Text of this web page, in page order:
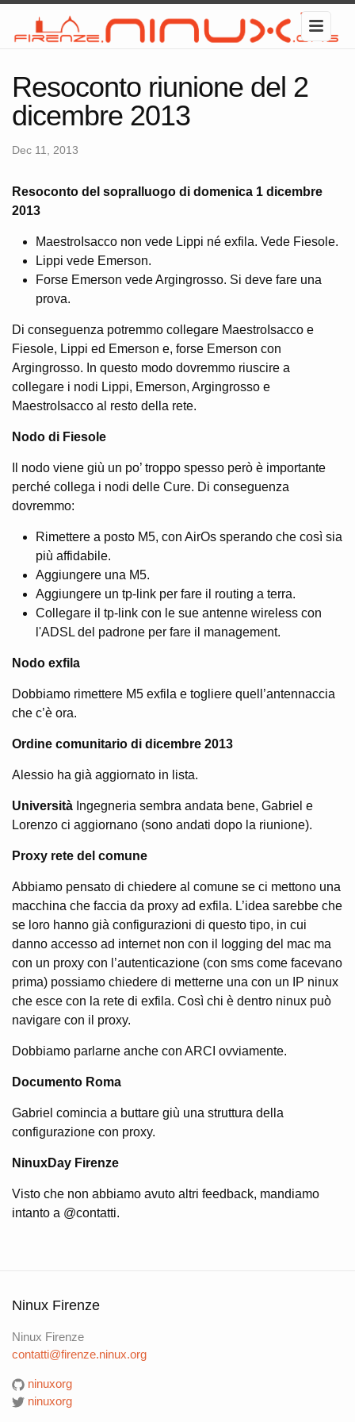
Resoconto riunione del 2
dicembre 2013
Dec 11, 2013
Resoconto del sopralluogo di domenica 1 dicembre
2013
MaestroIsacco non vede Lippi né exfila. Vede Fiesole.
Lippi vede Emerson.
Forse Emerson vede Argingrosso. Si deve fare una
prova.
Di conseguenza potremmo collegare MaestroIsacco e
Fiesole, Lippi ed Emerson e, forse Emerson con
Argingrosso. In questo modo dovremmo riuscire a
collegare i nodi Lippi, Emerson, Argingrosso e
MaestroIsacco al resto della rete.
Nodo di Fiesole
Il nodo viene giù un po’ troppo spesso però è importante
perché collega i nodi delle Cure. Di conseguenza
dovremmo:
Rimettere a posto M5, con AirOs sperando che così sia
più affidabile.
Aggiungere una M5.
Aggiungere un tp-link per fare il routing a terra.
Collegare il tp-link con le sue antenne wireless con
l'ADSL del padrone per fare il management.
Nodo exfila
Dobbiamo rimettere M5 exfila e togliere quell’antennaccia
che c’è ora.
Ordine comunitario di dicembre 2013
Alessio ha già aggiornato in lista.
Università Ingegneria sembra andata bene, Gabriel e
Lorenzo ci aggiornano (sono andati dopo la riunione).
Proxy rete del comune
Abbiamo pensato di chiedere al comune se ci mettono una
macchina che faccia da proxy ad exfila. L’idea sarebbe che
se loro hanno già configurazioni di questo tipo, in cui
danno accesso ad internet non con il logging del mac ma
con un proxy con l’autenticazione (con sms come facevano
prima) possiamo chiedere di metterne una con un IP ninux
che esce con la rete di exfila. Così chi è dentro ninux può
navigare con il proxy.
Dobbiamo parlarne anche con ARCI ovviamente.
Documento Roma
Gabriel comincia a buttare giù una struttura della
configurazione con proxy.
NinuxDay Firenze
Visto che non abbiamo avuto altri feedback, mandiamo
intanto a @contatti.
Ninux Firenze
Ninux Firenze
contatti@firenze.ninux.org
ninuxorg
ninuxorg